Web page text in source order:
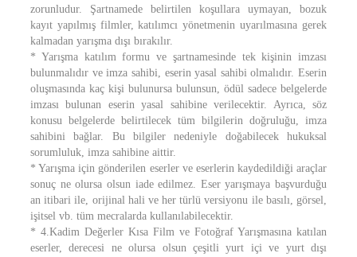
zorunludur. Şartnamede belirtilen koşullara uymayan, bozuk
kayıt yapılmış filmler, katılımcı yönetmenin uyarılmasına gerek
kalmadan yarışma dışı bırakılır.
* Yarışma katılım formu ve şartnamesinde tek kişinin imzası
bulunmalıdır ve imza sahibi, eserin yasal sahibi olmalıdır. Eserin
oluşmasında kaç kişi bulunursa bulunsun, ödül sadece belgelerde
imzası bulunan eserin yasal sahibine verilecektir. Ayrıca, söz
konusu belgelerde belirtilecek tüm bilgilerin doğruluğu, imza
sahibini bağlar. Bu bilgiler nedeniyle doğabilecek hukuksal
sorumluluk, imza sahibine aittir.
* Yarışma için gönderilen eserler ve eserlerin kaydedildiği araçlar
sonuç ne olursa olsun iade edilmez. Eser yarışmaya başvurduğu
an itibari ile, orijinal hali ve her türlü versiyonu ile basılı, görsel,
işitsel vb. tüm mecralarda kullanılabilecektir.
* 4.Kadim Değerler Kısa Film ve Fotoğraf Yarışmasına katılan
eserler, derecesi ne olursa olsun çeşitli yurt içi ve yurt dışı